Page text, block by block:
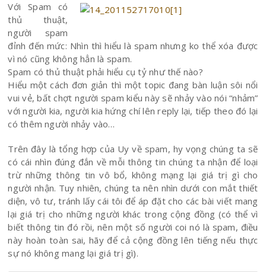
Với Spam có
thủ thuật,
người spam
đỉnh đến mức: Nhìn thì hiểu là spam nhưng ko thể xóa được
vì nó cũng không hẳn là spam.
Spam có thủ thuật phải hiểu cụ tỷ như thế nào?
Hiểu một cách đơn giản thì một topic đang bàn luận sôi nổi
vui vẻ, bất chợt người spam kiểu này sẽ nhảy vào nói “nhảm”
với người kia, người kia hứng chí lên reply lại, tiếp theo đó lại
có thêm người nhảy vào…
Trên đây là tổng hợp của Uy về spam, hy vọng chúng ta sẽ
có cái nhìn đúng đắn về mỗi thông tin chúng ta nhận để loại
trừ những thông tin vô bổ, không mạng lại giá trị gì cho
người nhận. Tuy nhiên, chúng ta nên nhìn dưới con mắt thiết
diện, vô tư, tránh lấy cái tôi để áp đặt cho các bài viết mang
lại giá trị cho những người khác trong cộng đồng (có thể vì
biết thông tin đó rồi, nên một số người coi nó là spam, điều
này hoàn toàn sai, hãy để cả cộng đồng lên tiếng nếu thực
sự nó không mang lại giá trị gì).